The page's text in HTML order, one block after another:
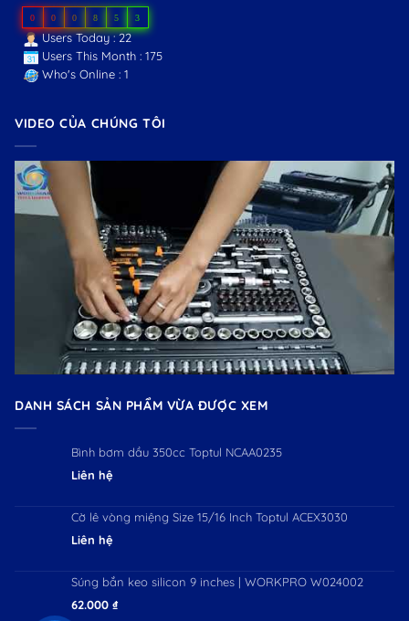
0 0 0 8 5 3
Users Today : 22
Users This Month : 175
Who's Online : 1
VIDEO CỦA CHÚNG TÔI
DANH SÁCH SẢN PHẨM VỪA ĐƯỢC XEM
Bình bơm dầu 350cc Toptul NCAA0235
Liên hệ
Cờ lê vòng miệng Size 15/16 Inch Toptul ACEX3030
Liên hệ
Súng bắn keo silicon 9 inches | WORKPRO W024002
62.000 ₫